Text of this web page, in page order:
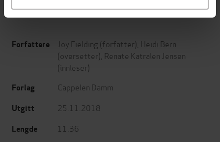
Forfattere Joy Fielding (forfatter), Heidi Bern
(oversetter), Renate Katralen Jensen
(innleser)
Forlag Cappelen Damm
Utgitt 25.11.2018
Lengde 11:36